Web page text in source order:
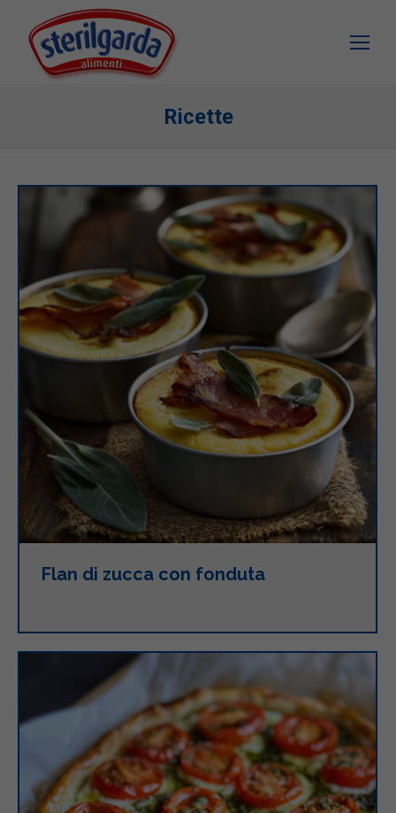
Ricette
Flan di zucca con fonduta